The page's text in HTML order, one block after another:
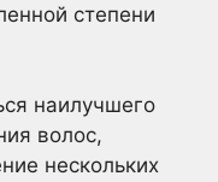
степени
наилучшего
волос,
нескольких